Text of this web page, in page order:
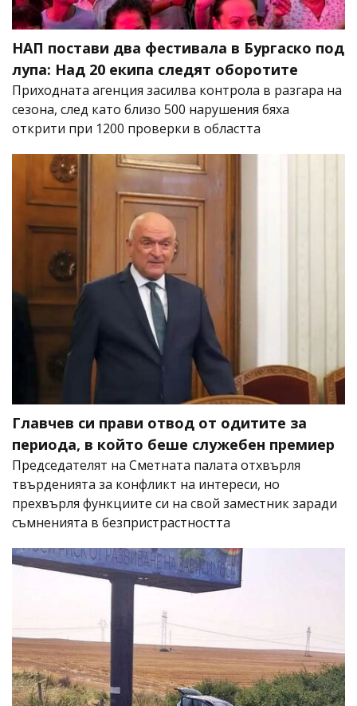
НАП постави два фестивала в Бургаско под
лупа: Над 20 екипа следят оборотите
Приходната агенция засилва контрола в разгара на
сезона, след като близо 500 нарушения бяха
открити при 1200 проверки в областта
Главчев си прави отвод от одитите за
периода, в който беше служебен премиер
Председателят на Сметната палата отхвърля
твърденията за конфликт на интереси, но
прехвърля функциите си на свой заместник заради
съмненията в безпристрастността